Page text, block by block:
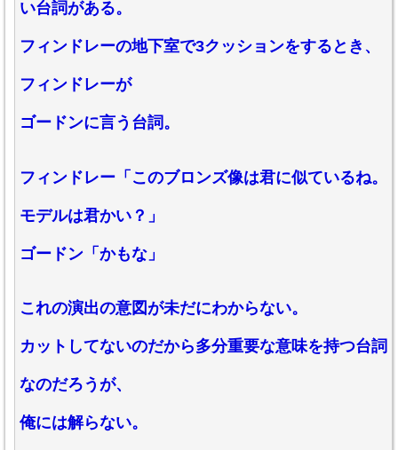
い台詞がある。
フィンドレーの地下室で3クッションをするとき、
フィンドレーが
ゴードンに言う台詞。
フィンドレー「このブロンズ像は君に似ているね。
モデルは君かい？」
ゴードン「かもな」
これの演出の意図が未だにわからない。
カットしてないのだから多分重要な意味を持つ台詞
なのだろうが、
俺には解らない。